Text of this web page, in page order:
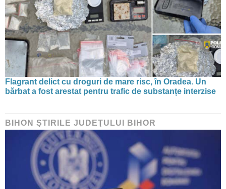
Flagrant delict cu droguri de mare risc, în Oradea. Un
bărbat a fost arestat pentru trafic de substanțe interzise
BIHON ŞTIRILE JUDEŢULUI BIHOR